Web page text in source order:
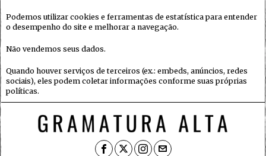
Podemos utilizar cookies e ferramentas de estatística para entender
o desempenho do site e melhorar a navegação.
Não vendemos seus dados.
Quando houver serviços de terceiros (ex.: embeds, anúncios, redes
sociais), eles podem coletar informações conforme suas próprias
políticas.